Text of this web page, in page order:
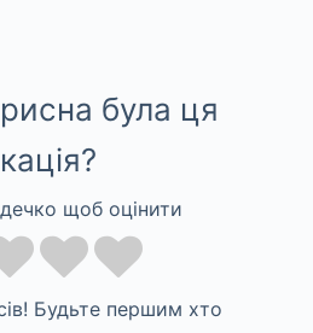
була ця
щоб оцінити
Будьте першим хто